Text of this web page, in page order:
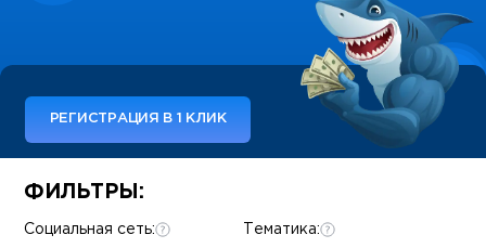
РЕГИСТРАЦИЯ В 1 КЛИК
Some SEO Title
ФИЛЬТРЫ:
Тематика:
Социальная сеть: